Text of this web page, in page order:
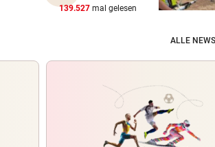
139.527 mal gelesen
ALLE